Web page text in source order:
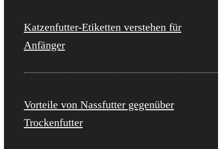
Katzenfutter-Etiketten verstehen für
Anfänger
Vorteile von Nassfutter gegenüber
Trockenfutter